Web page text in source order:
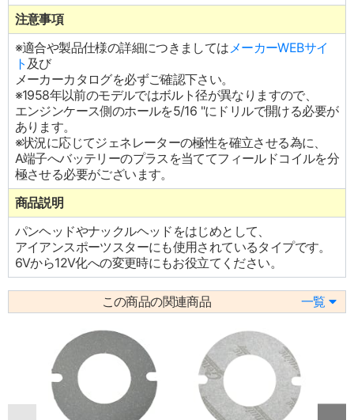
注意事項
※適合や製品仕様の詳細につきましてはメーカーWEBサイ
ト 及び
メーカーカタログを必ずご確認下さい。
※1958年以前のモデルではボルト径が異なりますので、
エンジンケース側のホールを5/16 "にドリルで開ける必要が
あります。
※状況に応じてジェネレーターの極性を確立させる為に、
A端子へバッテリーのプラスを当ててフィールドコイルを分
極させる必要がございます。
商品説明
パンヘッドやナックルヘッドをはじめとして、
アイアンスポーツスターにも使用されているタイプです。
6Vから12V化への変更時にもお役立てください。
この商品の関連商品 一覧